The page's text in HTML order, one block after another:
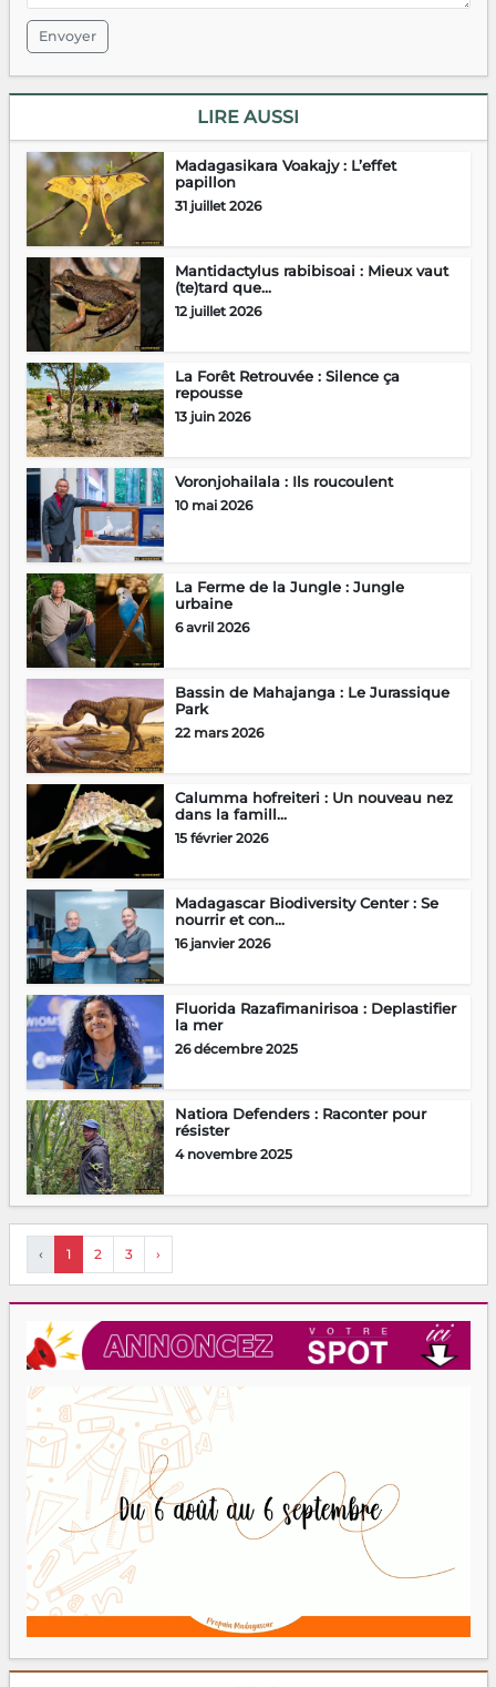
Envoyer
LIRE AUSSI
Madagasikara Voakajy : L’effet
papillon
31 juillet 2026
Mantidactylus rabibisoai : Mieux vaut
(te)tard que...
12 juillet 2026
La Forêt Retrouvée : Silence ça
repousse
13 juin 2026
Voronjohailala : Ils roucoulent
10 mai 2026
La Ferme de la Jungle : Jungle
urbaine
6 avril 2026
Bassin de Mahajanga : Le Jurassique
Park
22 mars 2026
Calumma hofreiteri : Un nouveau nez
dans la famill...
15 février 2026
Madagascar Biodiversity Center : Se
nourrir et con...
16 janvier 2026
Fluorida Razafimanirisoa : Deplastifier
la mer
26 décembre 2025
Natiora Defenders : Raconter pour
résister
4 novembre 2025
‹ 1 2 3 ›